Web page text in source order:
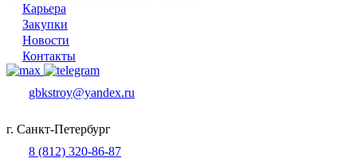
Карьера
Закупки
Новости
Контакты
gbkstroy@yandex.ru
г. Санкт-Петербург
8 (812) 320-86-87